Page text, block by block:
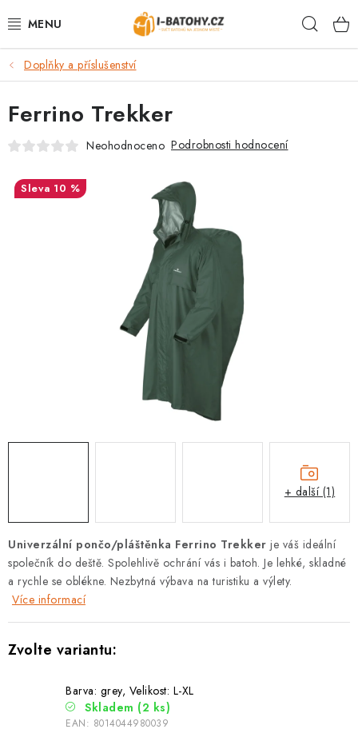
na
VÝPRODEJ %
BATOHY
TAŠKY, KABELKY
CESTOVNÍ ZAVAZADLA
DOPLŇKY A PŘÍSLUŠENSTVÍ
Doprava a platba Vše o nákupu Kontakty
Poradna
Doplňky a příslušenství
Univerzální pončo/pláštěnka Ferrino Trekker je váš ideální
společník do deště. Spolehlivě ochrání vás i batoh. Je lehké, skladné
a rychle se oblékne. Nezbytná výbava na turistiku a výlety.
Více informací
Barva: grey, Velikost: L-XL
Skladem (2 ks)
EAN: 8014044980039
Ferrino Trekker
Neohodnoceno Podrobnosti hodnocení
10 %
+ další (1)